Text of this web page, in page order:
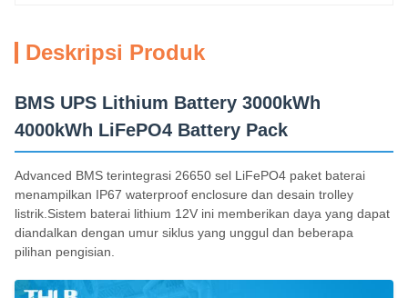
Deskripsi Produk
BMS UPS Lithium Battery 3000kWh
4000kWh LiFePO4 Battery Pack
Advanced BMS terintegrasi 26650 sel LiFePO4 paket baterai
menampilkan IP67 waterproof enclosure dan desain trolley
listrik.Sistem baterai lithium 12V ini memberikan daya yang dapat
diandalkan dengan umur siklus yang unggul dan beberapa
pilihan pengisian.